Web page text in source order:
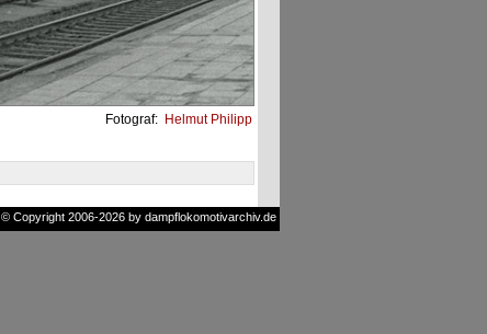
Fotograf: Helmut Philipp
© Copyright 2006-2026 by dampflokomotivarchiv.de